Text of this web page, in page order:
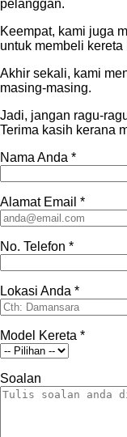
pelanggan.
Keempat, kami juga
untuk membeli
Akhir sekali, kami
masing-masing.
Jadi, jangan ragu-
Terima kasih kerana
Nama Anda *
Alamat Email *
No. Telefon *
Lokasi Anda *
Model Kereta *
Soalan